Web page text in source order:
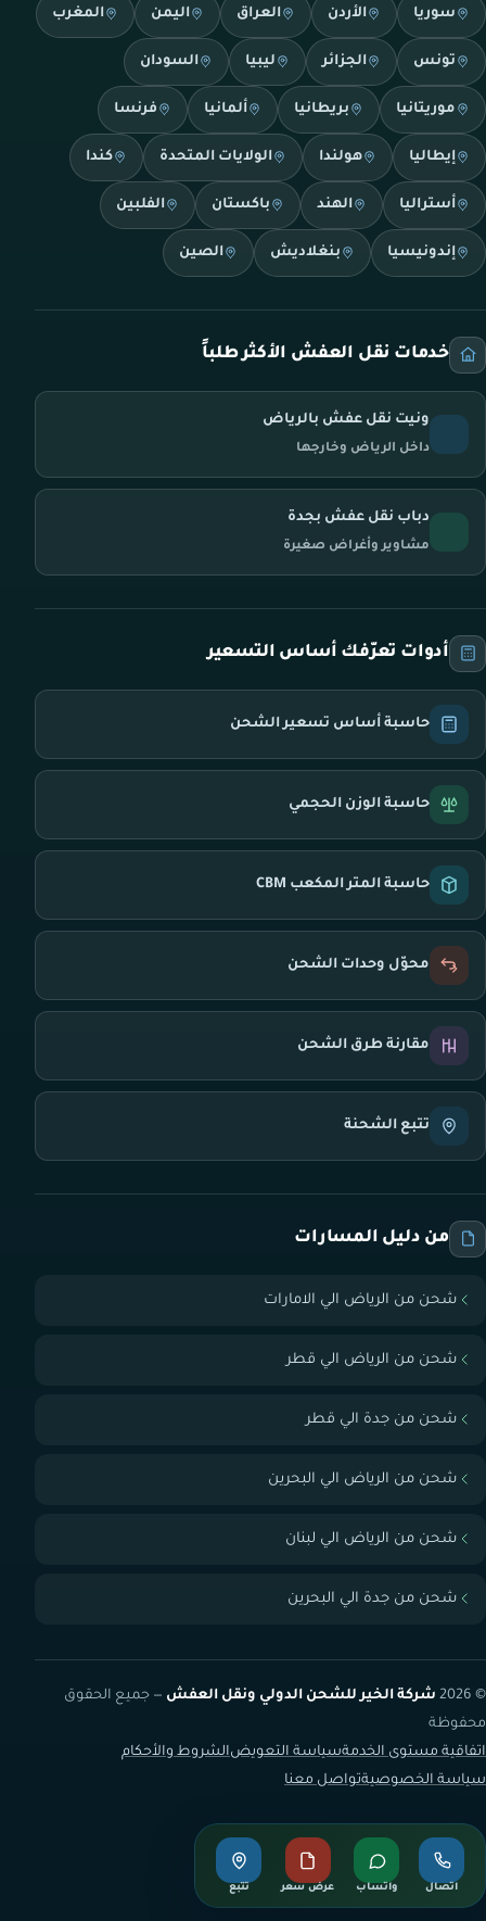
سوريا الأردن العراق اليمن المغرب
تونس الجزائر ليبيا السودان
موريتانيا بريطانيا ألمانيا فرنسا
إيطاليا هولندا الولايات المتحدة كندا
أستراليا الهند باكستان الفلبين
إندونيسيا بنغلاديش الصين
خدمات نقل العفش الأكثر طلباً
ونيت نقل عفش بالرياض
داخل الرياض وخارجها
دباب نقل عفش بجدة
مشاوير وأغراض صغيرة
أدوات تعرّفك أساس التسعير
حاسبة أساس تسعير الشحن
حاسبة الوزن الحجمي
حاسبة المتر المكعب CBM
محوّل وحدات الشحن
مقارنة طرق الشحن
تتبع الشحنة
من دليل المسارات
شحن من الرياض الي الامارات
شحن من الرياض الي قطر
شحن من جدة الي قطر
شحن من الرياض الي البحرين
شحن من الرياض الي لبنان
شحن من جدة الي البحرين
© 2026 شركة الخير للشحن الدولي ونقل العفش — جميع الحقوق
محفوظة
اتفاقية مستوى الخدمةسياسة التعويضالشروط والأحكام
سياسة الخصوصيةتواصل معنا
اتصال واتساب عرض سعر تتبع